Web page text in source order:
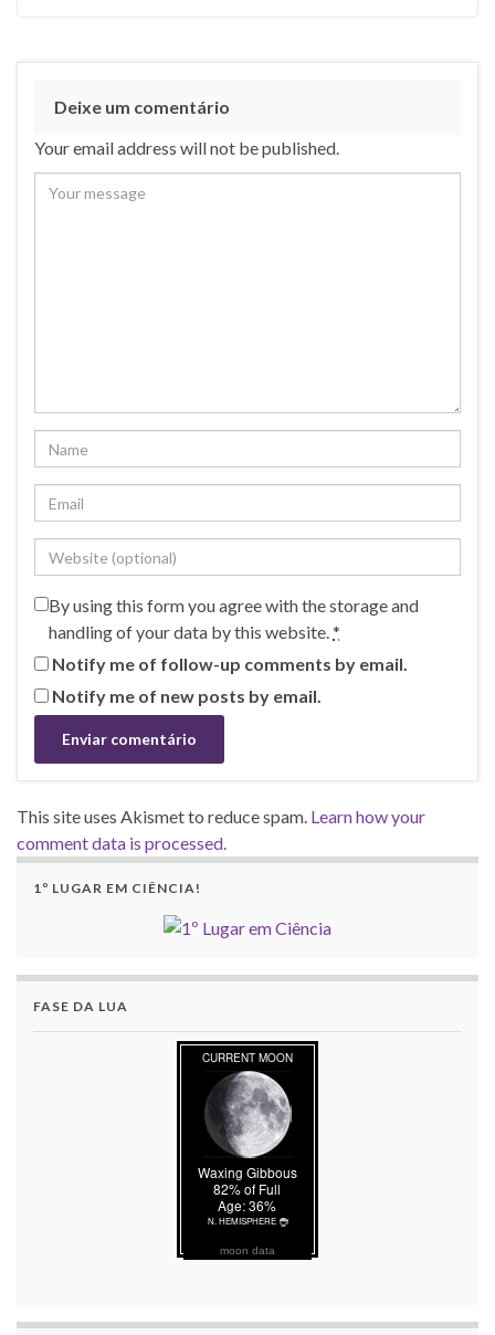
Deixe um comentário
Your email address will not be published.
By using this form you agree with the storage and
handling of your data by this website.*
Notify me of follow-up comments by email.
Notify me of new posts by email.
This site uses Akismet to reduce spam. Learn how your
comment data is processed.
1º LUGAR EM CIÊNCIA!
FASE DA LUA
moon data